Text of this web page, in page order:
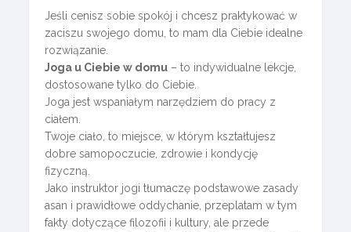
Jeśli cenisz sobie spokój i chcesz praktykować w
zaciszu swojego domu, to mam dla Ciebie idealne
rozwiązanie.
Joga u Ciebie w domu – to indywidualne lekcje,
dostosowane tylko do Ciebie.
Joga jest wspaniałym narzędziem do pracy z
ciałem.
Twoje ciało, to miejsce, w którym kształtujesz
dobre samopoczucie, zdrowie i kondycję
fizyczną.
Jako instruktor jogi tłumaczę podstawowe zasady
asan i prawidłowe oddychanie, przeplatam w tym
fakty dotyczące filozofii i kultury, ale przede